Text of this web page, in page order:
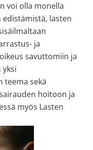
voi olla monella
edistämistä, lasten
ja
savuttomiin ja
teema sekä
hoitoon ja
myös Lasten